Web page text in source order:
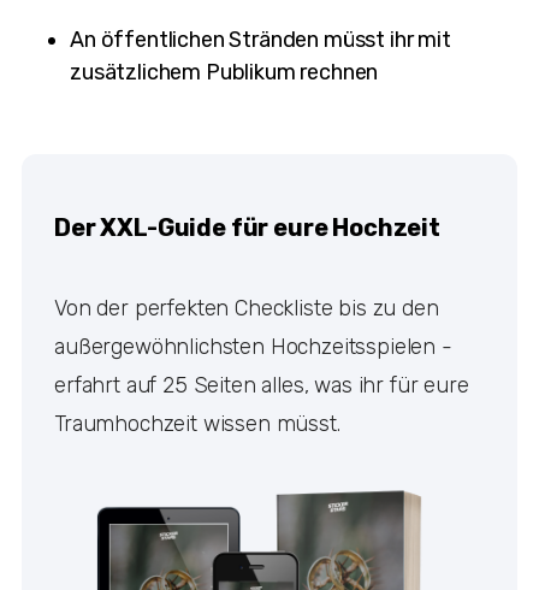
An öffentlichen Stränden müsst ihr mit
zusätzlichem Publikum rechnen
Der XXL-Guide für eure Hochzeit
Von der perfekten Checkliste bis zu den
außergewöhnlichsten Hochzeitsspielen -
erfahrt auf 25 Seiten alles, was ihr für eure
Traumhochzeit wissen müsst.